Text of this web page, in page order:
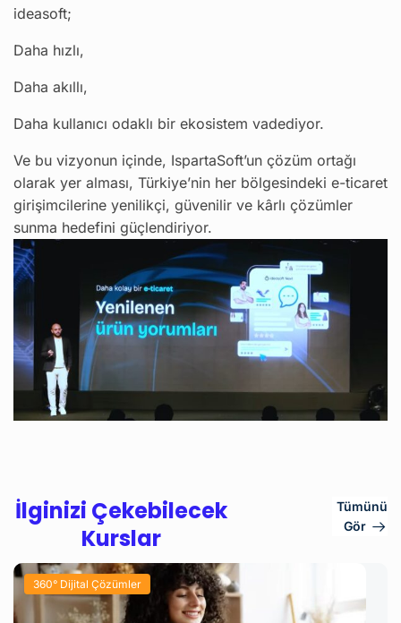
ideasoft;
Daha hızlı,
Daha akıllı,
Daha kullanıcı odaklı bir ekosistem vadediyor.
Ve bu vizyonun içinde, IspartaSoft’un çözüm ortağı
olarak yer alması, Türkiye’nin her bölgesindeki e-ticaret
girişimcilerine yenilikçi, güvenilir ve kârlı çözümler
sunma hedefini güçlendiriyor.
İlginizi Çekebilecek
Kurslar
Tümünü
Gör
360° Dijital Çözümler